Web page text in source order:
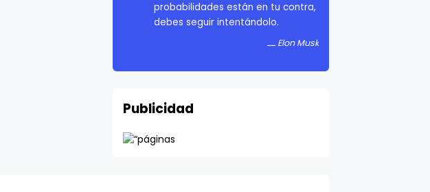
probabilidades están en tu contra,
debes seguir intentándolo.
Elon Musk
Publicidad